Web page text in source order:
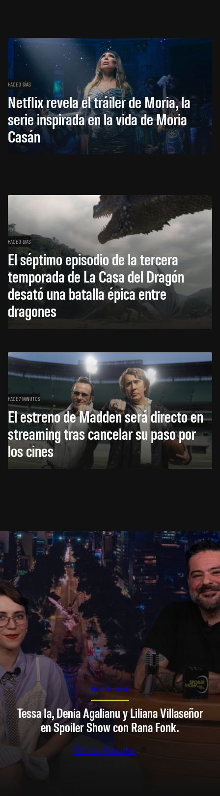
HACE 3 DÍAS
Netflix revela el tráiler de Moria, la
serie inspirada en la vida de Moria
Casán
HACE 3 DÍAS
El séptimo episodio de la tercera
temporada de La Casa del Dragón
desató una batalla épica entre
dragones
HACE 7 MINUTOS
El estreno de Madden será directo en
streaming tras cancelar su paso por
los cines
SPOILER SHOW
Tessa Ia, Denia Agalianu y Liliana Villaseñor
en Spoiler Show con Rana Fonk.
Ver en Youtube